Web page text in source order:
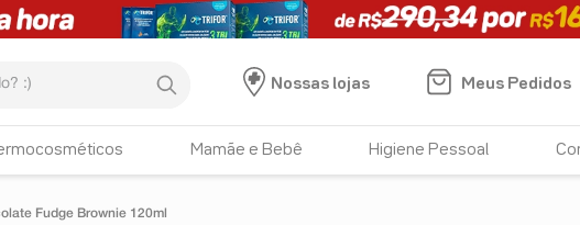
Nossas lojas
Meus Pedidos
Mamãe e Bebê Higiene Pessoal
Fudge Brownie 120ml